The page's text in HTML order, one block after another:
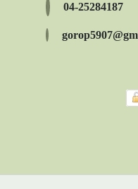
04-25284187